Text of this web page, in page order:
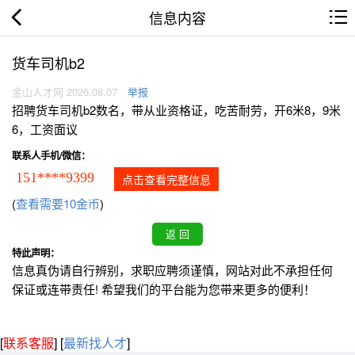
信息内容
货车司机b2
金山人才网 2026.08.07 举报
招聘货车司机b2数名，带从业资格证，吃苦耐劳，开6米8，9米
6，工资面议
联系人手机/微信：
151****9399 点击查看完整信息
(查看需要10金币)
特此声明：
信息真伪请自行辨别，求职应聘须谨慎，网站对此不承担任何
保证或连带责任! 希望我们的平台能为您带来更多的便利！
[联系客服] [最新找人才]